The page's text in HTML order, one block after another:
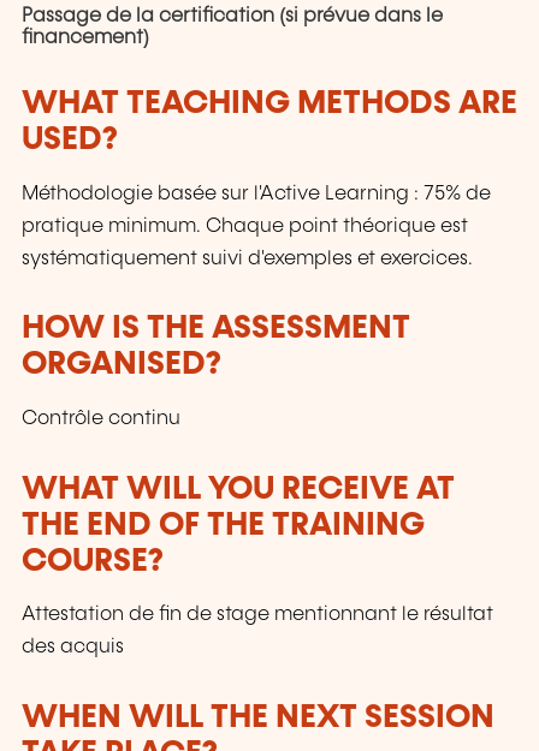
Passage de la certification (si prévue dans le
financement)
WHAT TEACHING METHODS ARE
USED?
Méthodologie basée sur l'Active Learning : 75% de
pratique minimum. Chaque point théorique est
systématiquement suivi d'exemples et exercices.
HOW IS THE ASSESSMENT
ORGANISED?
Contrôle continu
WHAT WILL YOU RECEIVE AT
THE END OF THE TRAINING
COURSE?
Attestation de fin de stage mentionnant le résultat
des acquis
WHEN WILL THE NEXT SESSION